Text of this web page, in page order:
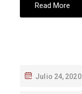
Read More
Julio 24, 2020